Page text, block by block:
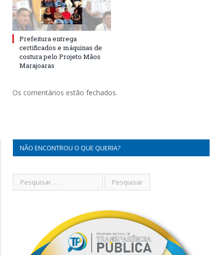
Prefeitura entrega
certificados e máquinas de
costura pelo Projeto Mãos
Marajoaras
Os comentários estão fechados.
NÃO ENCONTROU O QUE QUERIA?